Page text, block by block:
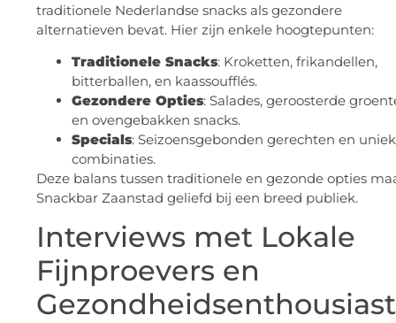
traditionele Nederlandse snacks als gezondere
alternatieven bevat. Hier zijn enkele hoogtepunten:
Traditionele Snacks: Kroketten, frikandellen,
bitterballen, en kaassoufflés.
Gezondere Opties: Salades, geroosterde
en ovengebakken snacks.
Specials: Seizoensgebonden gerechten en
combinaties.
Deze balans tussen traditionele en gezonde opties
Snackbar Zaanstad geliefd bij een breed publiek.
Interviews met Lokale
Fijnproevers en